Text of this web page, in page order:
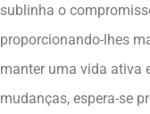
sublinha o
proporcionando-lhes
manter uma vida ativa
mudanças, espera-se